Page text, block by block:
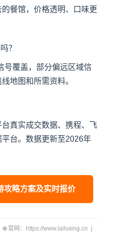
餐馆，价格透明、口味更
？
号覆盖，部分偏远区域信
地图和所需资料。
真实成交数据、携程、飞
台。数据更新至2026年
攻略方案及实时报价
官网：https://www.lailvxing.cn |